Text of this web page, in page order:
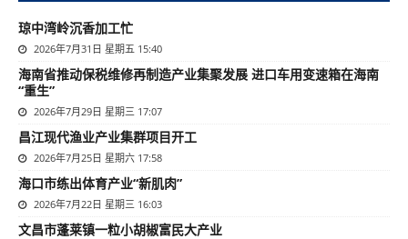
琼中湾岭沉香加工忙
2026年7月31日 星期五 15:40
海南省推动保税维修再制造产业集聚发展 进口车用变速箱在海南
“重生”
2026年7月29日 星期三 17:07
昌江现代渔业产业集群项目开工
2026年7月25日 星期六 17:58
海口市练出体育产业“新肌肉”
2026年7月22日 星期三 16:03
文昌市蓬莱镇一粒小胡椒富民大产业